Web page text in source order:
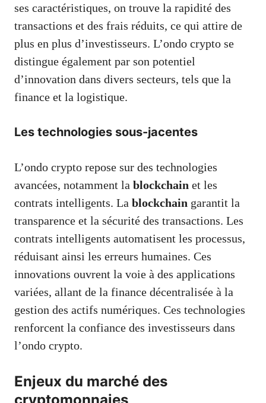
ses caractéristiques, on trouve la rapidité des
transactions et des frais réduits, ce qui attire de
plus en plus d’investisseurs. L’ondo crypto se
distingue également par son potentiel
d’innovation dans divers secteurs, tels que la
finance et la logistique.
Les technologies sous-jacentes
L’ondo crypto repose sur des technologies
avancées, notamment la blockchain et les
contrats intelligents. La blockchain garantit la
transparence et la sécurité des transactions. Les
contrats intelligents automatisent les processus,
réduisant ainsi les erreurs humaines. Ces
innovations ouvrent la voie à des applications
variées, allant de la finance décentralisée à la
gestion des actifs numériques. Ces technologies
renforcent la confiance des investisseurs dans
l’ondo crypto.
Enjeux du marché des
cryptomonnaies